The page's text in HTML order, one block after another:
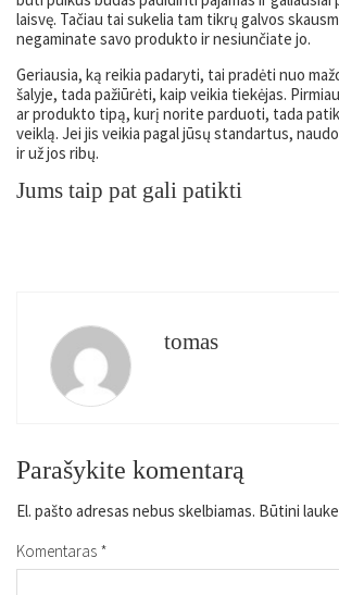
laisvę. Tačiau tai sukelia tam tikrų galvos
negaminate savo produkto ir nesiunčiate jo.
Geriausia, ką reikia padaryti, tai pradėti nuo
šalyje, tada pažiūrėti, kaip veikia tiekėjas.
ar produkto tipą, kurį norite parduoti, tada
veiklą. Jei jis veikia pagal jūsų standartus,
ir už jos ribų.
Jums taip pat gali patikti
tomas
Parašykite komentarą
El. pašto adresas nebus skelbiamas. Būtini
Komentaras *